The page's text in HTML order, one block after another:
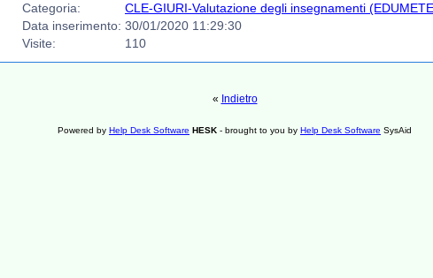
Categoria:
CLE-GIURI-Valutazione degli insegnamenti
Data inserimento: 30/01/2020 11:29:30
Visite:
110
« Indietro
Powered by Help Desk Software HESK - brought to you by Help Desk Software SysAid